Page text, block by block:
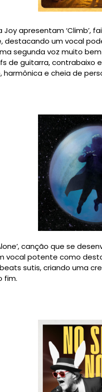
Joy apresentam ‘Climb’,
destacando um vocal
segunda voz muito
de guitarra, contrabaixo
e cheia de
canção que se
vocal potente como
sutis, criando uma
fim.